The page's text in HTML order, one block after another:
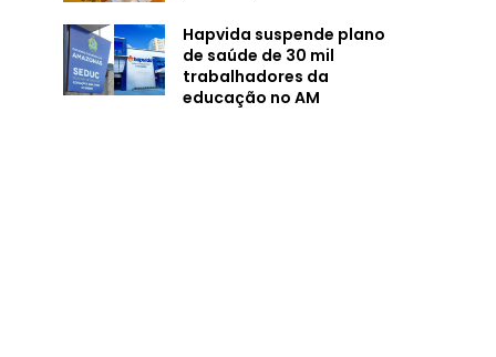
Hapvida suspende plano
de saúde de 30 mil
trabalhadores da
educação no AM